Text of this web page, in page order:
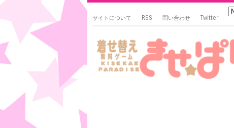
サイトについて RSS 問い合わせ Twitter